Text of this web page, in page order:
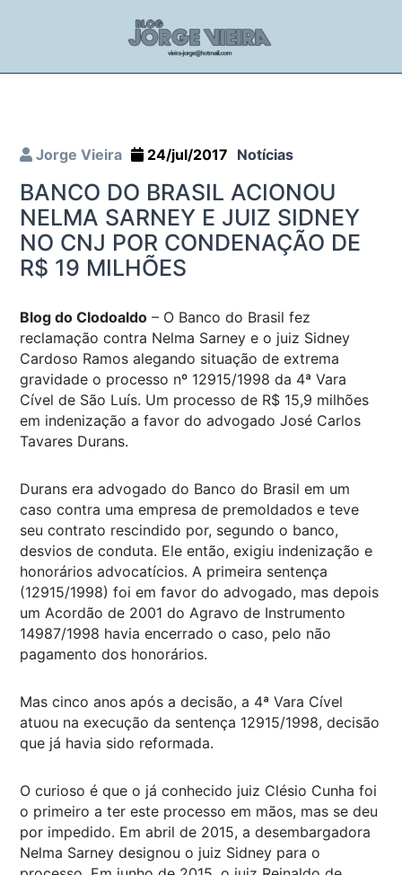
Jorge Vieira 24/jul/2017 Notícias
BANCO DO BRASIL ACIONOU
NELMA SARNEY E JUIZ SIDNEY
NO CNJ POR CONDENAÇÃO DE
R$ 19 MILHÕES
Blog do Clodoaldo – O Banco do Brasil fez
reclamação contra Nelma Sarney e o juiz Sidney
Cardoso Ramos alegando situação de extrema
gravidade o processo nº 12915/1998 da 4ª Vara
Cível de São Luís. Um processo de R$ 15,9 milhões
em indenização a favor do advogado José Carlos
Tavares Durans.
Durans era advogado do Banco do Brasil em um
caso contra uma empresa de premoldados e teve
seu contrato rescindido por, segundo o banco,
desvios de conduta. Ele então, exigiu indenização e
honorários advocatícios. A primeira sentença
(12915/1998) foi em favor do advogado, mas depois
um Acordão de 2001 do Agravo de Instrumento
14987/1998 havia encerrado o caso, pelo não
pagamento dos honorários.
Mas cinco anos após a decisão, a 4ª Vara Cível
atuou na execução da sentença 12915/1998, decisão
que já havia sido reformada.
O curioso é que o já conhecido juiz Clésio Cunha foi
o primeiro a ter este processo em mãos, mas se deu
por impedido. Em abril de 2015, a desembargadora
Nelma Sarney designou o juiz Sidney para o